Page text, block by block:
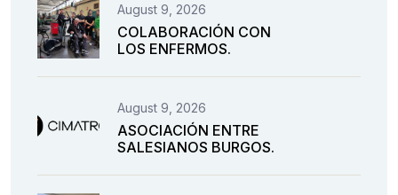
August 9, 2026
COLABORACIÓN CON
LOS ENFERMOS.
August 9, 2026
ASOCIACIÓN ENTRE
SALESIANOS BURGOS.